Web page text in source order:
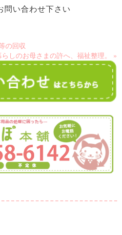
問い合わせ下さい
の回収
しのお母さまの許へ、福祉整理。 »